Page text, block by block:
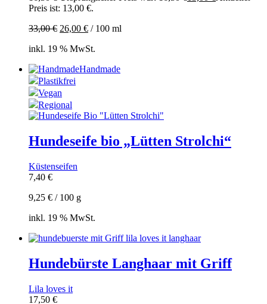
Preis ist: 13,00 €.
33,00€ 26,00 € / 100 ml
inkl. 19 % MwSt.
Handmade
Plastikfrei
Vegan
Regional
Hundeseife bio „Lütten Strolchi“
Küstenseifen
7,40 €
9,25 € / 100 g
inkl. 19 % MwSt.
Hundebürste Langhaar mit Griff
Lila loves it
17,50 €